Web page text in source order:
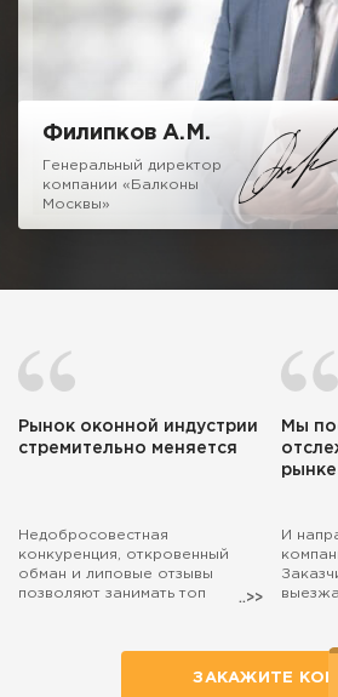
Надеюсь на честное и
Филипков А.М.
Генеральный директор
компании «Балконы
Москвы»
Рынок оконной индустрии
стремительно меняется
Недобросовестная
конкуренция, откровенный
обман и липовые отзывы
позволяют занимать топ
действительно занятые
полезным делом, остаются на
Мы
рынке
И
просто
ЗАКАЖИТЕ